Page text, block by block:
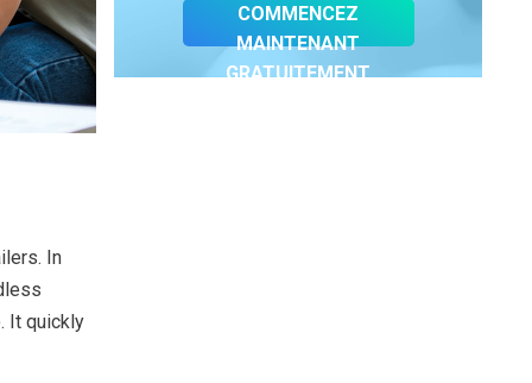
In
It quickly
COMMENCEZ
MAINTENANT
GRATUITEMENT